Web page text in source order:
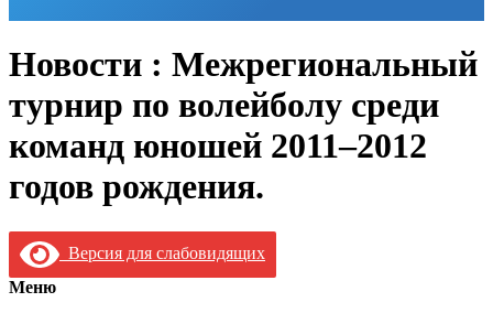
Новости : Межрегиональный
турнир по волейболу среди
команд юношей 2011–2012
годов рождения.
Версия для слабовидящих
Меню